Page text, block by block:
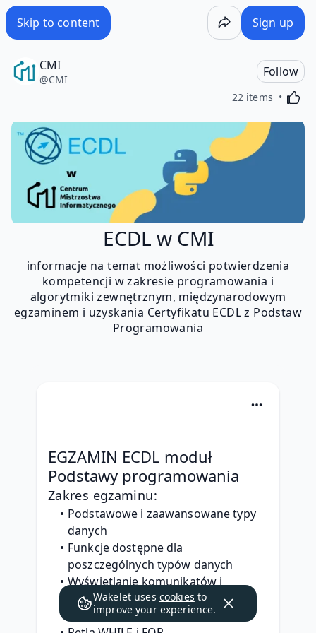
Skip to content Sign up
CMI
@CMI
Follow
22 items
ECDL w CMI
informacje na temat możliwości potwierdzenia
kompetencji w zakresie programowania i
algorytmiki zewnętrznym, międzynarodowym
egzaminem i uzyskania Certyfikatu ECDL z Podstaw
Programowania
EGZAMIN ECDL moduł
Podstawy programowania
Zakres egzaminu:
Podstawowe i zaawansowane typy
danych
Funkcje dostępne dla
poszczególnych typów danych
Wyświetlanie komunikatów i
formatowanie napisów
Instrukcja warunkowa IF
Wakelet uses cookies to
improve your experience.